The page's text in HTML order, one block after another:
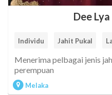
Dee
Individu Jahit Pukal
Menerima pelbagai jenis
perempuan
Melaka